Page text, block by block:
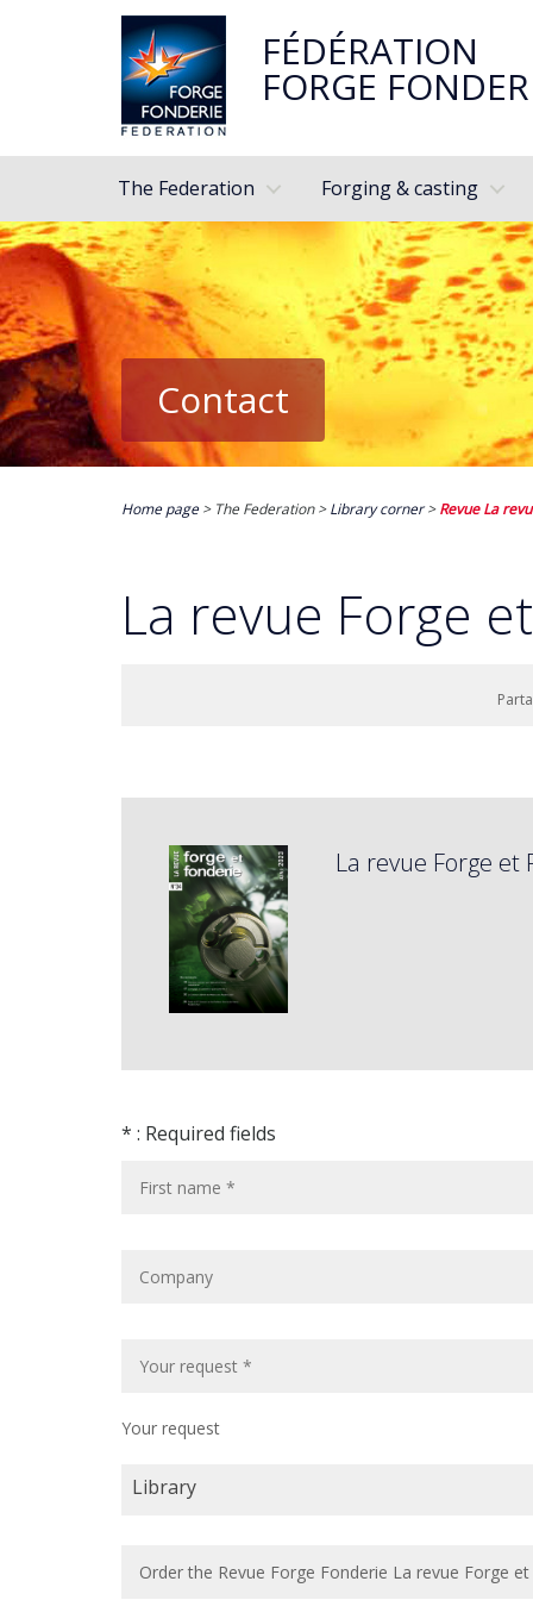
FÉDÉRATION
FORGE
The Federation Forging & casting
Contact
Home page> The Federation >Library corner>Revue La
La revue Forge
La revue Forge et
* : Required fields
Your request
Library